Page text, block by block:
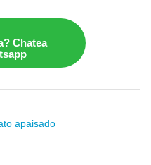
Chatea
apaisado